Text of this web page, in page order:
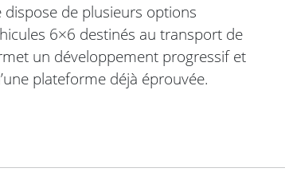
dispose de plusieurs options
6×6 destinés au transport de
un développement progressif et
plateforme déjà éprouvée.